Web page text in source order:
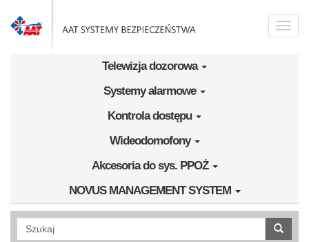
Toggle
Telewizja dozorowa
Systemy alarmowe
Kontrola dostępu
Wideodomofony
Akcesoria do sys. PPOŻ
NOVUS MANAGEMENT SYSTEM
Wyszukiwanie pełnotekstowe